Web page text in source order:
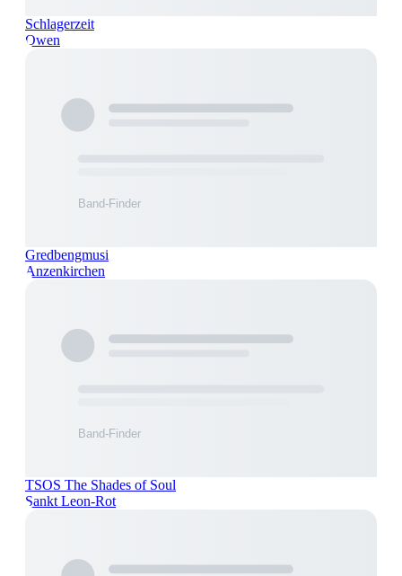
Schlagerzeit
Owen
Gredbengmusi
Anzenkirchen
TSOS The Shades of Soul
Sankt Leon-Rot